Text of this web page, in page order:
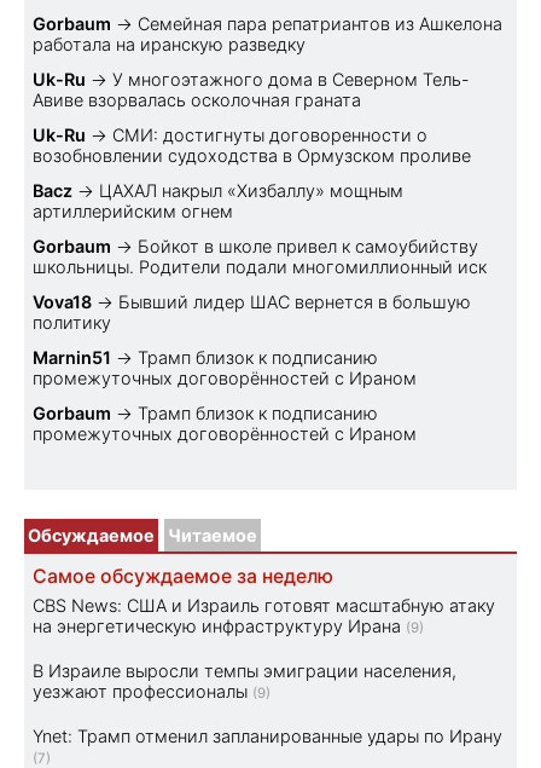
Gorbaum → Семейная пара репатриантов из Ашкелона
работала на иранскую разведку
Uk-Ru → У многоэтажного дома в Северном Тель-
Авиве взорвалась осколочная граната
Uk-Ru → СМИ: достигнуты договоренности о
возобновлении судоходства в Ормузском проливе
Bacz → ЦАХАЛ накрыл «Хизбаллу» мощным
артиллерийским огнем
Gorbaum → Бойкот в школе привел к самоубийству
школьницы. Родители подали многомиллионный иск
Vova18 → Бывший лидер ШАС вернется в большую
политику
Marnin51 → Трамп близок к подписанию
промежуточных договорённостей с Ираном
Gorbaum → Трамп близок к подписанию
промежуточных договорённостей с Ираном
Обсуждаемое Читаемое
Самое обсуждаемое за неделю
CBS News: США и Израиль готовят масштабную атаку
на энергетическую инфраструктуру Ирана (9)
В Израиле выросли темпы эмиграции населения,
уезжают профессионалы (9)
Ynet: Трамп отменил запланированные удары по Ирану
(7)